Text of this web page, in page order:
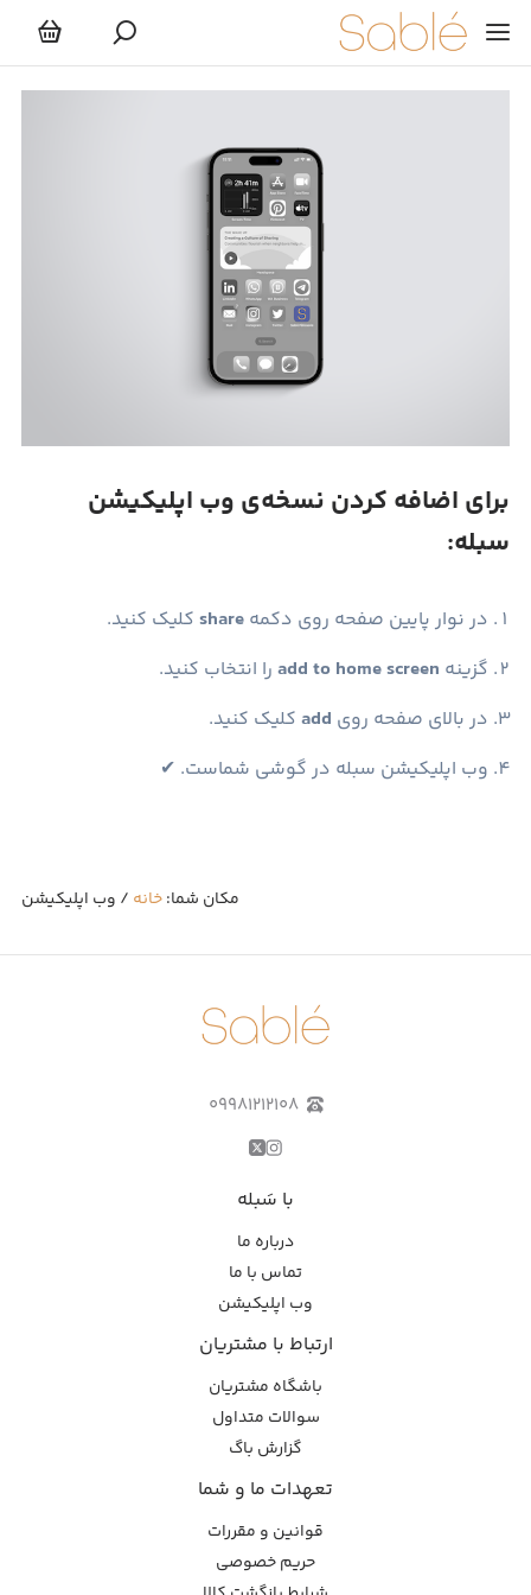
وب اپلیکیشن
برای اضافه کردن نسخه‌ی وب اپلیکیشن
سبله:
در نوار پایین صفحه روی دکمه shareکلیک کنید.
گزینه add to home screenرا انتخاب کنید.
در بالای صفحه روی addکلیک کنید.
وب اپلیکیشن سبله در گوشی شماست. ✔︎
مکان شما:خانه / وب اپلیکیشن
۰۹۹۸۱۲۱۲۱۰۸
با سَبله
درباره ما
تماس با ما
وب اپلیکیشن
ارتباط با مشتریان
باشگاه مشتریان
سوالات متداول
گزارش باگ
تعهدات ما و شما
قوانین و مقررات
حریم خصوصی